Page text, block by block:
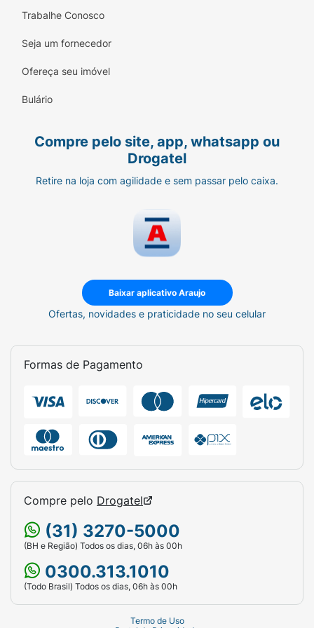
Trabalhe Conosco
Seja um fornecedor
Ofereça seu imóvel
Bulário
Compre pelo site, app, whatsapp ou
Drogatel
Retire na loja com agilidade e sem passar pelo caixa.
Baixar aplicativo Araujo
Ofertas, novidades e praticidade no seu celular
Formas de Pagamento
Compre pelo Drogatel
(31) 3270-5000
(BH e Região) Todos os dias, 06h às 00h
0300.313.1010
(Todo Brasil) Todos os dias, 06h às 00h
Termo de Uso